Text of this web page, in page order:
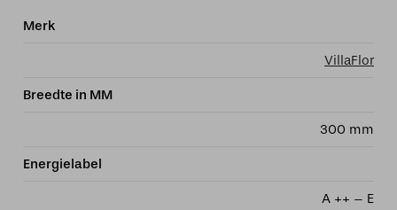
Merk
VillaFlor
Breedte in MM
300 mm
Energielabel
A ++ – E